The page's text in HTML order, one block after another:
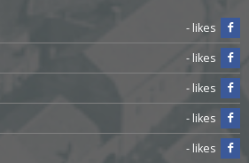
- likes
- likes
- likes
- likes
- likes